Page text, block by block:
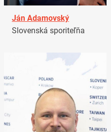
Ján Adamovský
Slovenská sporiteľňa